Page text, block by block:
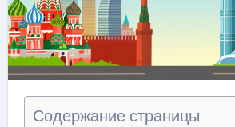
Содержание страницы